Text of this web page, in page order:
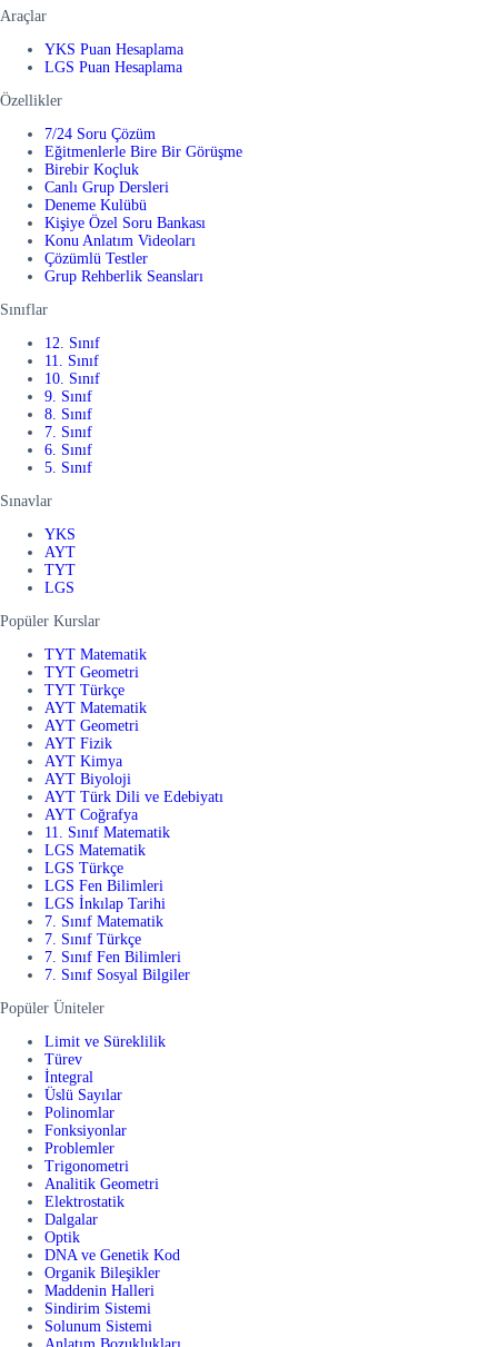
Araçlar
YKS Puan Hesaplama
LGS Puan Hesaplama
Özellikler
7/24 Soru Çözüm
Eğitmenlerle Bire Bir Görüşme
Birebir Koçluk
Canlı Grup Dersleri
Deneme Kulübü
Kişiye Özel Soru Bankası
Konu Anlatım Videoları
Çözümlü Testler
Grup Rehberlik Seansları
Sınıflar
12. Sınıf
11. Sınıf
10. Sınıf
9. Sınıf
8. Sınıf
7. Sınıf
6. Sınıf
5. Sınıf
Sınavlar
YKS
AYT
TYT
LGS
Popüler Kurslar
TYT Matematik
TYT Geometri
TYT Türkçe
AYT Matematik
AYT Geometri
AYT Fizik
AYT Kimya
AYT Biyoloji
AYT Türk Dili ve Edebiyatı
AYT Coğrafya
11. Sınıf Matematik
LGS Matematik
LGS Türkçe
LGS Fen Bilimleri
LGS İnkılap Tarihi
7. Sınıf Matematik
7. Sınıf Türkçe
7. Sınıf Fen Bilimleri
7. Sınıf Sosyal Bilgiler
Popüler Üniteler
Limit ve Süreklilik
Türev
İntegral
Üslü Sayılar
Polinomlar
Fonksiyonlar
Problemler
Trigonometri
Analitik Geometri
Elektrostatik
Dalgalar
Optik
DNA ve Genetik Kod
Organik Bileşikler
Maddenin Halleri
Sindirim Sistemi
Solunum Sistemi